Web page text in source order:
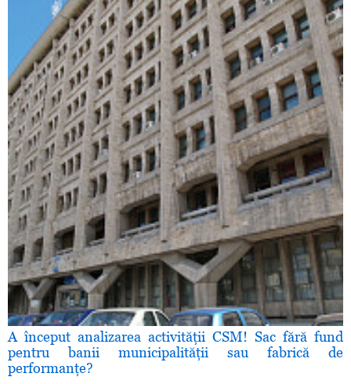
A început analizarea activităţii CSM! Sac fără fund
pentru banii municipalităţii sau fabrică de
performanţe?